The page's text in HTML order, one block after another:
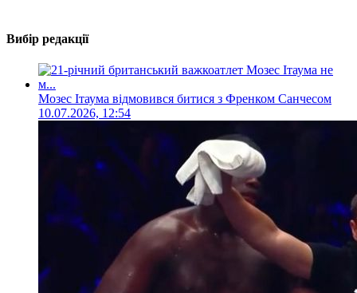
Вибір редакції
Мозес Ітаума відмовився битися з Френком Санчесом
10.07.2026, 12:54